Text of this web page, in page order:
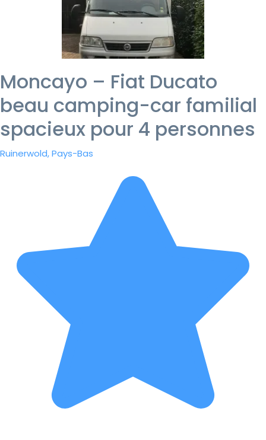
Moncayo – Fiat Ducato
beau camping-car familial
spacieux pour 4 personnes
Ruinerwold, Pays-Bas